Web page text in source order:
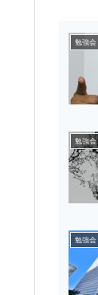
勉強会
勉強会
勉強会